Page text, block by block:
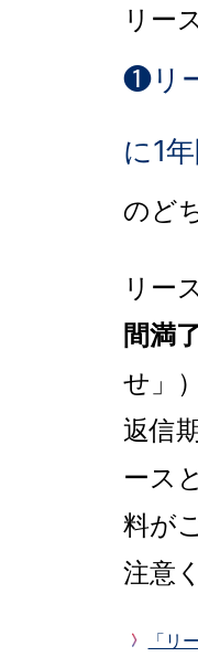
リー
❶リ
に1
のど
リー
間満
せ」
返信
ース
料が
注意
「リ